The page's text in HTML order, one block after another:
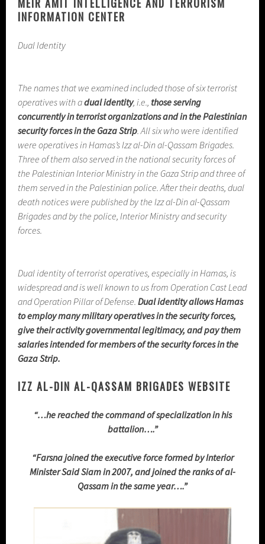
INFORMATION CENTER
Dual Identity
The names that we examined included those of six terrorist
operatives with adual identity, i.e., those serving
concurrently in terrorist organizations and in the Palestinian
security forces in the Gaza Strip. All six who were identified
were operatives in Hamas’s Izz al-Din al-Qassam Brigades.
Three of them also served in the national security forces of
the Palestinian Interior Ministry in the Gaza Strip and three of
them served in the Palestinian police. After their deaths, dual
death notices were published by the Izz al-Din al-Qassam
Brigades and by the police, Interior Ministry and security
forces.
Dual identity of terrorist operatives, especially in Hamas, is
widespread and is well known to us from Operation Cast Lead
and Operation Pillar of Defense.Dual identity allows Hamas
to employ many military operatives in the security forces,
give their activity governmental legitimacy, and pay them
salaries intended for members of the security forces in the
Gaza Strip.
IZZ AL-DIN AL-QASSAM BRIGADES WEBSITE
“…he reached the command of specialization in his
battalion….”
“Farsna joined the executive force formed by Interior
Minister Said Siam in 2007, and joined the ranks of al-
Qassam in the same year….”